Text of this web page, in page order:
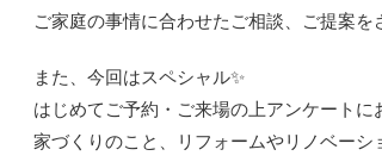
ご家庭の事情に合わせたご相談、ご提案を
また、今回はスペシャル✨
はじめてご予約・ご来場の上アンケートに
家づくりのこと、リフォームやリノベーシ